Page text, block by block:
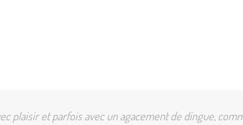
plaisir et parfois avec un agacement de dingue,